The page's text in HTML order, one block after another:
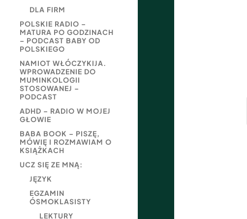
DLA FIRM
POLSKIE RADIO –
MATURA PO GODZINACH
– PODCAST BABY OD
POLSKIEGO
NAMIOT WŁÓCZYKIJA.
WPROWADZENIE DO
MUMINKOLOGII
STOSOWANEJ –
PODCAST
ADHD – RADIO W MOJEJ
GŁOWIE
BABA BOOK – PISZĘ,
MÓWIĘ I ROZMAWIAM O
KSIĄŻKACH
UCZ SIĘ ZE MNĄ:
JĘZYK
EGZAMIN
ÓSMOKLASISTY
LEKTURY